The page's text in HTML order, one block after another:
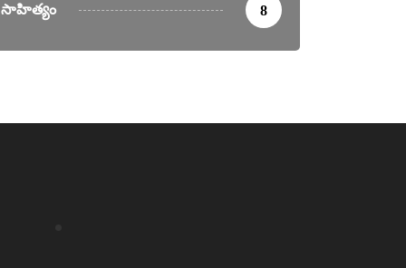
సాహిత్యం 8